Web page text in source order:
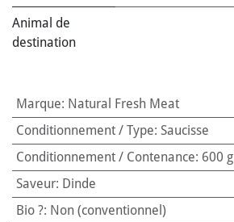
Animal de
destination
Marque: Natural Fresh Meat
Conditionnement / Type: Saucisse
Conditionnement / Contenance: 600 g
Saveur: Dinde
Bio ?: Non (conventionnel)